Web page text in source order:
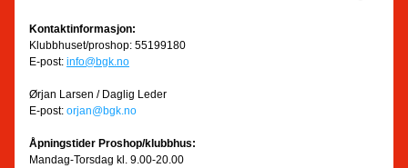
Kontaktinformasjon:
Klubbhuset/proshop: 55199180
E-post: info@bgk.no
Ørjan Larsen / Daglig Leder
E-post: orjan@bgk.no
Åpningstider Proshop/klubbhus:
Mandag-Torsdag kl. 9.00-20.00